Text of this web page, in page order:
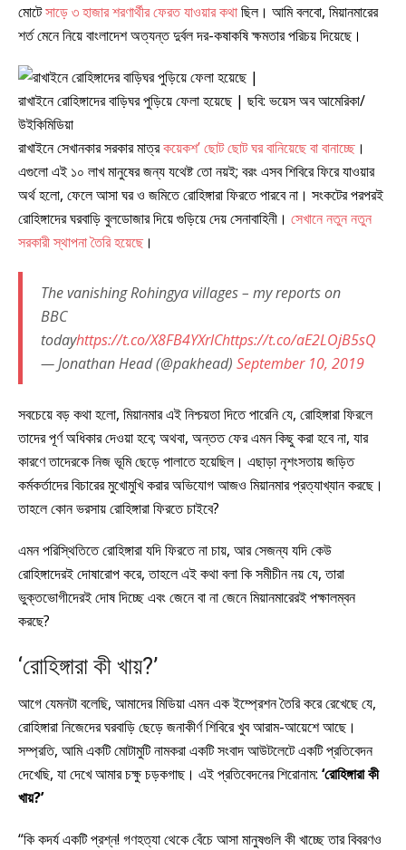
মোটেসাড়ে ৩ হাজার শরণার্থীর ফেরত যাওয়ার কথাছিল। আমি বলবো, মিয়ানমারের
শর্ত মেনে নিয়ে বাংলাদেশ অত্যন্ত দুর্বল দর-কষাকষি ক্ষমতার পরিচয় দিয়েছে।
রাখাইনে রোহিঙ্গাদের বাড়িঘর পুড়িয়ে ফেলা হয়েছে | ছবি: ভয়েস অব আমেরিকা/
উইকিমিডিয়া
রাখাইনে সেখানকার সরকার মাত্রকয়েকশ’ ছোট ছোট ঘর বানিয়েছে বা বানাচ্ছে ।
এগুলো এই ১০ লাখ মানুষের জন্য যথেষ্ট তো নয়ই; বরং এসব শিবিরে ফিরে যাওয়ার
অর্থ হলো, ফেলে আসা ঘর ও জমিতে রোহিঙ্গারা ফিরতে পারবে না। সংকটের পরপরই
রোহিঙ্গাদের ঘরবাড়ি বুলডোজার দিয়ে গুড়িয়ে দেয় সেনাবাহিনী। সেখানে নতুন নতুন
সরকারী স্থাপনা তৈরি হয়েছে ।
The vanishing Rohingya villages – my reports on
BBC
todayhttps://t.co/X8FB4YXrlChttps://t.co/aE2LOjB5sQ
— Jonathan Head (@pakhead) September 10, 2019
সবচেয়ে বড় কথা হলো, মিয়ানমার এই নিশ্চয়তা দিতে পারেনি যে, রোহিঙ্গারা ফিরলে
তাদের পূর্ণ অধিকার দেওয়া হবে; অথবা, অন্তত ফের এমন কিছু করা হবে না, যার
কারণে তাদেরকে নিজ ভূমি ছেড়ে পালাতে হয়েছিল। এছাড়া নৃশংসতায় জড়িত
কর্মকর্তাদের বিচারের মুখোমুখি করার অভিযোগ আজও মিয়ানমার প্রত্যাখ্যান করছে।
তাহলে কোন ভরসায় রোহিঙ্গারা ফিরতে চাইবে?
এমন পরিস্থিতিতে রোহিঙ্গারা যদি ফিরতে না চায়, আর সেজন্য যদি কেউ
রোহিঙ্গাদেরই দোষারোপ করে, তাহলে এই কথা বলা কি সমীচীন নয় যে, তারা
ভুক্তভোগীদেরই দোষ দিচ্ছে এবং জেনে বা না জেনে মিয়ানমারেরই পক্ষালম্বন
করছে?
‘রোহিঙ্গারা কী খায়?’
আগে যেমনটা বলেছি, আমাদের মিডিয়া এমন এক ইম্প্রেশন তৈরি করে রেখেছে যে,
রোহিঙ্গারা নিজেদের ঘরবাড়ি ছেড়ে জনাকীর্ণ শিবিরে খুব আরাম-আয়েশে আছে।
সম্প্রতি, আমি একটি মোটামুটি নামকরা একটি সংবাদ আউটলেটে একটি প্রতিবেদন
দেখেছি, যা দেখে আমার চক্ষু চড়কগাছ। এই প্রতিবেদনের শিরোনাম: ‘রোহিঙ্গারা কী
খায়?’
“কি কদর্য একটি প্রশ্ন! গণহত্যা থেকে বেঁচে আসা মানুষগুলি কী খাচ্ছে তার বিবরণও